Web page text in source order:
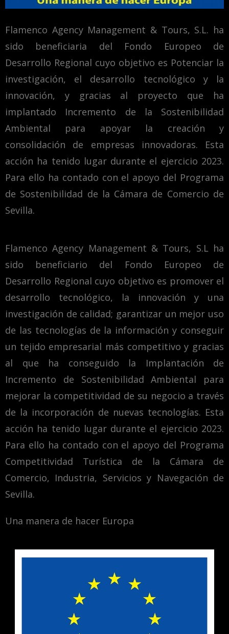
Flamenco Agency Management & Tours, S.L. ha
sido beneficiaria del Fondo Europeo de
Desarrollo Regional cuyo objetivo es Potenciar la
investigación, el desarrollo tecnológico y la
innovación, y gracias al proyecto que ha
implantado Incremento de la Sostenibilidad
Ambiental para apoyar la creación y
consolidación de empresas innovadoras. Esta
acción ha tenido lugar durante el ejercicio 2023.
Para ello ha contado con el apoyo del Programa
de Sostenibilidad de la Cámara de Comercio de
Sevilla.
Flamenco Agency Management & Tours, S.L ha
sido beneficiario del Fondo Europeo de
Desarrollo Regional cuyo objetivo es promover el
desarrollo tecnológico, la innovación y una
investigación de calidad; garantizar un mejor uso
de las tecnologías de la información y conseguir
un tejido empresarial más competitivo y gracias
al que ha conseguido la Implantación de
Incremento de Sostenibilidad Ambiental para
mejorar la competitividad de su negocio a través
de la incorporación de nuevas tecnologías. Esta
acción ha tenido lugar durante el ejercicio 2023.
Para ello ha contado con el apoyo del Programa
Competitividad Turística de la Cámara de
Comercio, Industria, Servicios y Navegación de
Sevilla.
Una manera de hacer Europa